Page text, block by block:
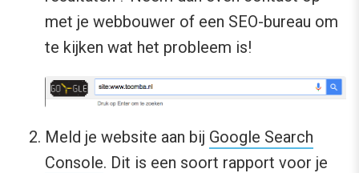
met je webbouwer of een SEO-bureau om
te kijken wat het probleem is!
Meld je website aan bij Google Search
Console. Dit is een soort rapport voor je